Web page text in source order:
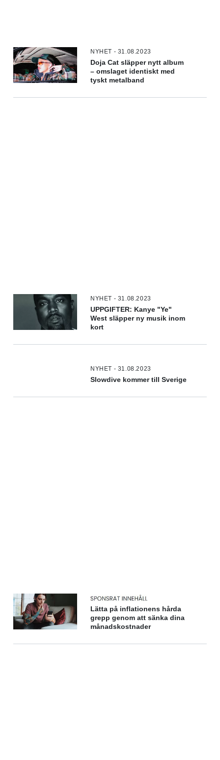
NYHET - 31.08.2023
Doja Cat släpper nytt album
– omslaget identiskt med
tyskt metalband
NYHET - 31.08.2023
UPPGIFTER: Kanye "Ye"
West släpper ny musik inom
kort
NYHET - 31.08.2023
Slowdive kommer till Sverige
Lätta på inflationens hårda
grepp genom att sänka dina
månadskostnader